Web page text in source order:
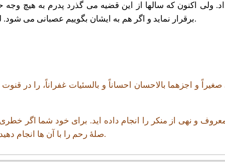
داد. ولی اکنون که سالها از این قضیه می گذرد پدرم به هیچ
برقرار نماید و اگر هم به ایشان بگوییم عصبانی می شود. لطفاً راهی پیشنهاد کنید تا بتوانم پدرم را از این گناه نجات دهم.
و اجزهما بالاحسان احساناً و بالسئیات غفراناً، را در
و نهی از منکر را انجام داده اید. برای خود شما اگر خطری
صلۀ رحم را با آن ها انجام دهید و گرنه دعایشان کنید و بر ایشان زیارت بخوانید و امثال این ها.